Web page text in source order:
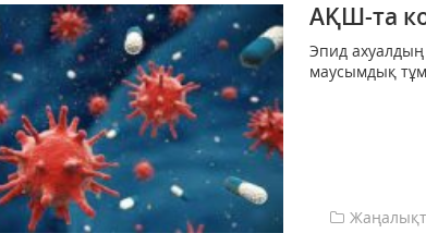
АҚШ-та
Эпид
маусымдық